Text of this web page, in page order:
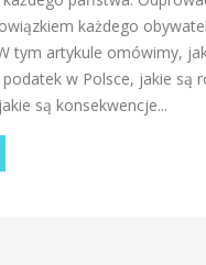
każdego
tym artykule omówimy,
w Polsce, jakie są
są konsekwencje...